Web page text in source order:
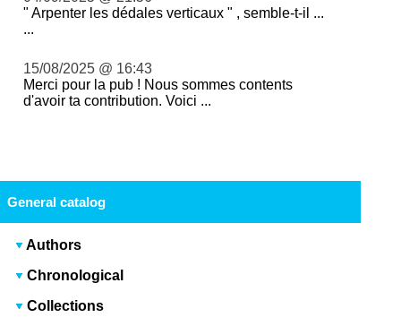
" Arpenter les dédales verticaux " , semble-t-il ...
...
15/08/2025 @ 16:43
Merci pour la pub ! Nous sommes contents
d'avoir ta contribution. Voici ...
General catalog
Authors
Chronological
Collections